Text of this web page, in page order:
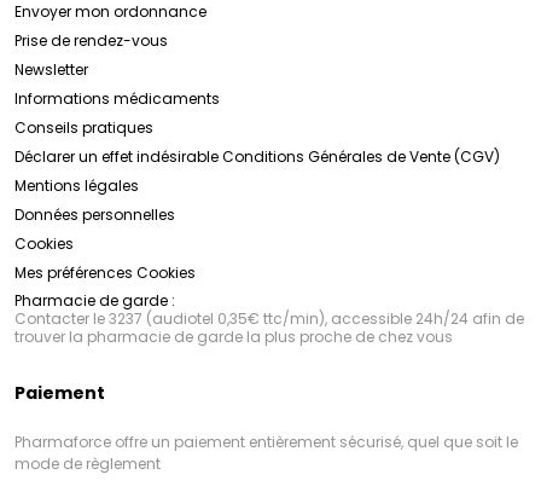
Envoyer mon ordonnance
Prise de rendez-vous
Newsletter
Informations médicaments
Conseils pratiques
Déclarer un effet indésirableConditions Générales de Vente (CGV)
Mentions légales
Données personnelles
Cookies
Mes préférences Cookies
Pharmacie de garde :
Contacter le 3237 (audiotel 0,35€ ttc/min), accessible 24h/24 afin de
trouver la pharmacie de garde la plus proche de chez vous
Paiement
Pharmaforce offre un paiement entièrement sécurisé, quel que soit le
mode de règlement